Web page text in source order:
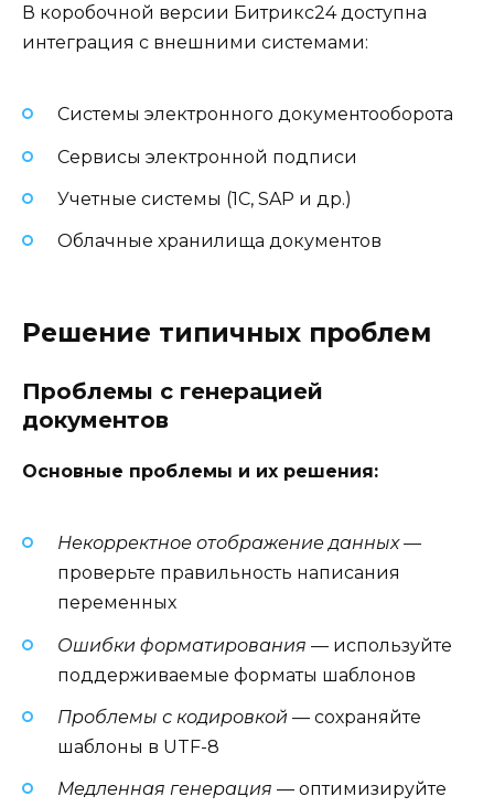
В коробочной версии Битрикс24 доступна
интеграция с внешними системами:
Системы электронного документооборота
Сервисы электронной подписи
Учетные системы (1С, SAP и др.)
Облачные хранилища документов
Решение типичных проблем
Проблемы с генерацией
документов
Основные проблемы и их решения:
Некорректное отображение данных—
проверьте правильность написания
переменных
Ошибки форматирования — используйте
поддерживаемые форматы шаблонов
Проблемы с кодировкой — сохраняйте
шаблоны в UTF-8
Медленная генерация — оптимизируйте